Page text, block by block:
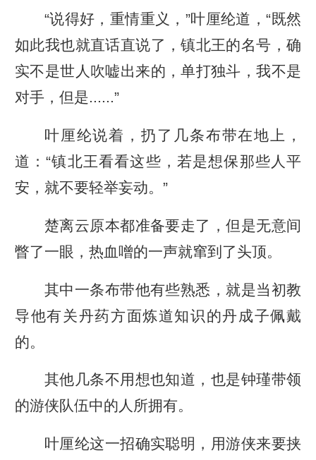
“说得好，重情重义，”叶厘纶道，“既然
如此我也就直话直说了，镇北王的名号，确
实不是世人吹嘘出来的，单打独斗，我不是
对手，但是......”
叶厘纶说着，扔了几条布带在地上，
道：“镇北王看看这些，若是想保那些人平
安，就不要轻举妄动。”
楚离云原本都准备要走了，但是无意间
瞥了一眼，热血噌的一声就窜到了头顶。
其中一条布带他有些熟悉，就是当初教
导他有关丹药方面炼道知识的丹成子佩戴
的。
其他几条不用想也知道，也是钟瑾带领
的游侠队伍中的人所拥有。
叶厘纶这一招确实聪明，用游侠来要挟